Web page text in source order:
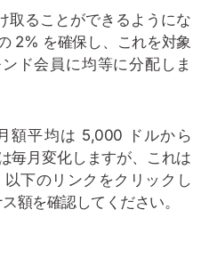
取ることができるようにな
2% を確保し、これを対象
ド会員に均等に分配しま
額平均は 5,000 ドルから
毎月変化しますが、これは
下のリンクをクリックし
額を確認してください。